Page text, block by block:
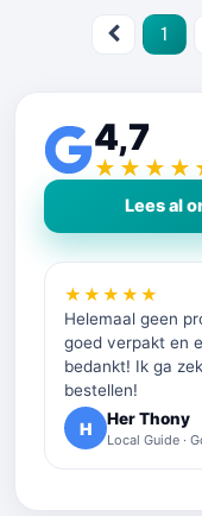
1
4,7
Lees al
★★★★★
Helemaal geen
goed verpakt en
bedankt! Ik ga
bestellen!
H Her Thony
Local Guide ·